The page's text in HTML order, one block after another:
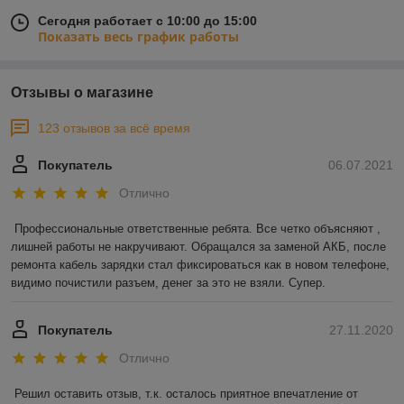
Сегодня работает с 10:00 до 15:00
Показать весь график работы
Отзывы о магазине
123 отзывов за всё время
06.07.2021
Покупатель
Отлично
Профессиональные ответственные ребята. Все четко объясняют ,
лишней работы не накручивают. Обращался за заменой АКБ, после
ремонта кабель зарядки стал фиксироваться как в новом телефоне,
видимо почистили разъем, денег за это не взяли. Супер.
27.11.2020
Покупатель
Отлично
Решил оставить отзыв, т.к. осталось приятное впечатление от